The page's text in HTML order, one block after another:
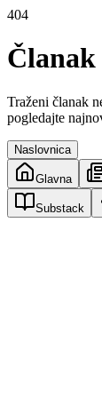
404
Traženi članak
pogledajte
Naslovnica
Glavna
Substack